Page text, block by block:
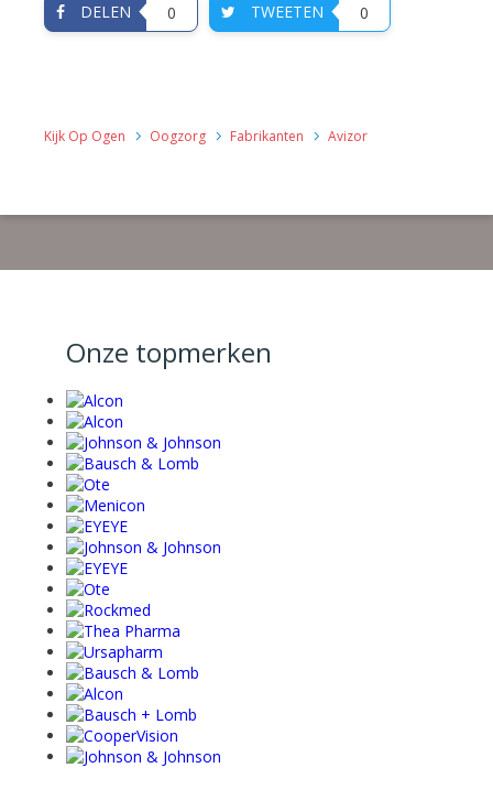
DELEN 0 TWEETEN 0
Kijk Op Ogen Oogzorg Fabrikanten Avizor
Onze topmerken